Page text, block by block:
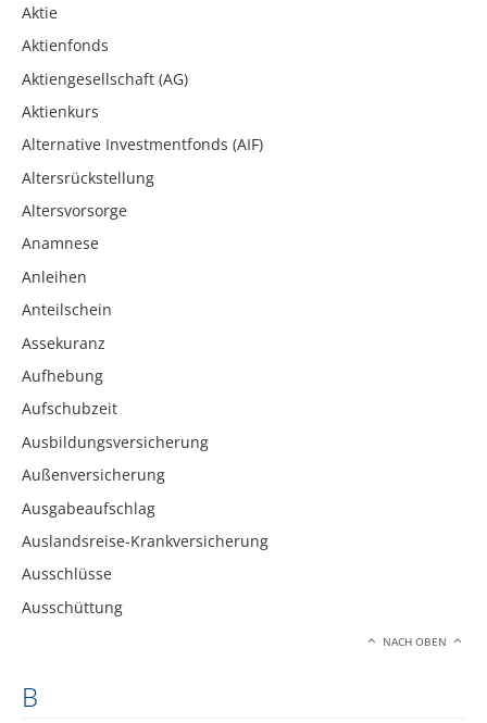
Aktie
Aktienfonds
Aktiengesellschaft (AG)
Aktienkurs
Alternative Investmentfonds (AIF)
Altersrückstellung
Altersvorsorge
Anamnese
Anleihen
Anteilschein
Assekuranz
Aufhebung
Aufschubzeit
Ausbildungsversicherung
Außenversicherung
Ausgabeaufschlag
Auslandsreise-Krankversicherung
Ausschlüsse
Ausschüttung
NACH OBEN
B